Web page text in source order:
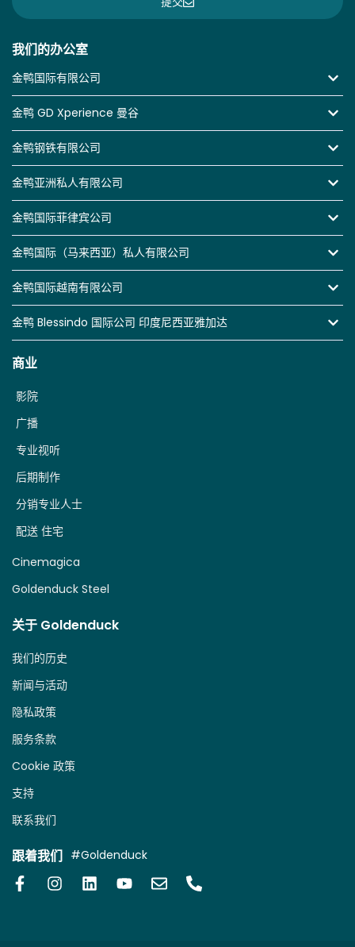
我们的办公室
金鸭国际有限公司
金鸭 GD Xperience 曼谷
金鸭钢铁有限公司
金鸭亚洲私人有限公司
金鸭国际菲律宾公司
金鸭国际（马来西亚）私人有限公司
金鸭国际越南有限公司
金鸭 Blessindo 国际公司 印度尼西亚雅加达
商业
配送 住宅
分销专业人士
后期制作
专业视听
广播
影院
Cinemagica
Goldenduck Steel
关于 Goldenduck
我们的历史
新闻与活动
隐私政策
服务条款
Cookie 政策
支持
联系我们
跟着我们 #Goldenduck